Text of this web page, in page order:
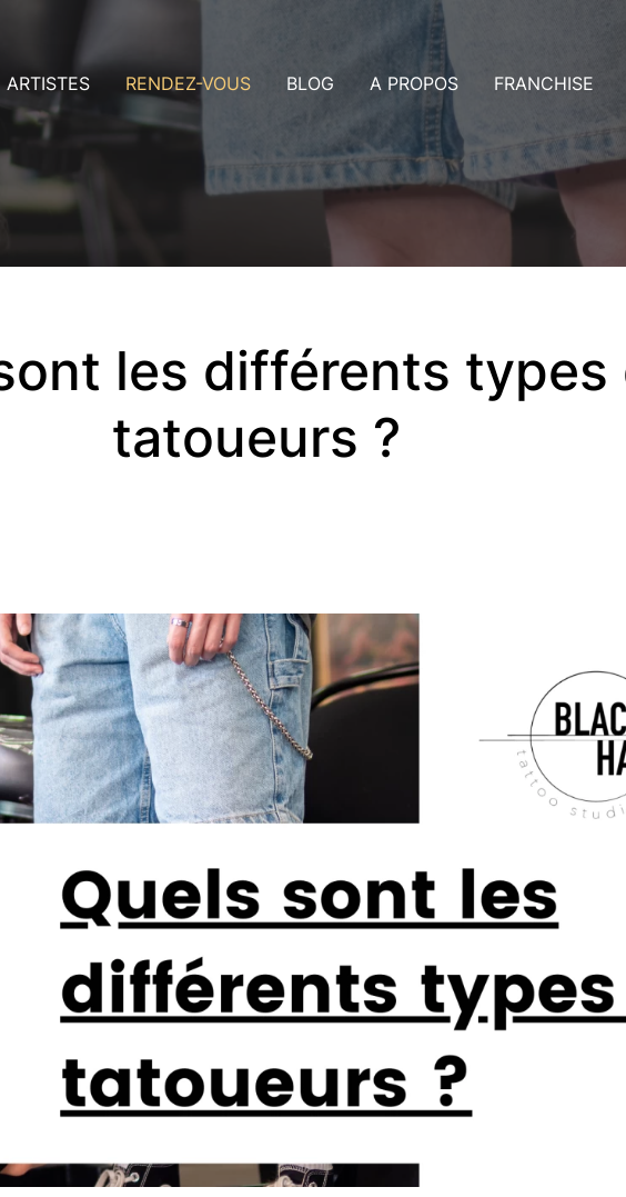
ARTISTES
Artistes Nice
RENDEZ-VOUS
Consultation
Rendez-vous
BLOG A PROPOS FRANCHISE
les différents types
tatoueurs ?